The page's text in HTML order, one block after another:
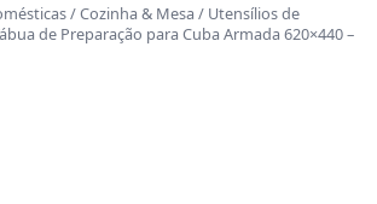
/Cozinha & Mesa / Utensílios de
de Preparação para Cuba Armada 620×440 –